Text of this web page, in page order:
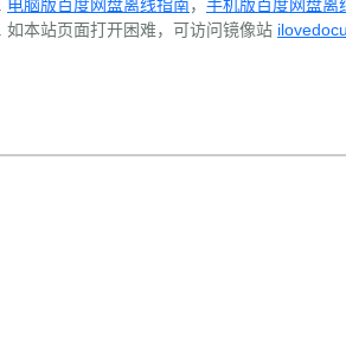
电脑版百度网盘离线指南， 手机版百度网盘离
如本站页面打开困难，可访问镜像站